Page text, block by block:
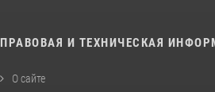
ПРАВОВАЯ И ТЕХНИЧЕСКАЯ
О сайте